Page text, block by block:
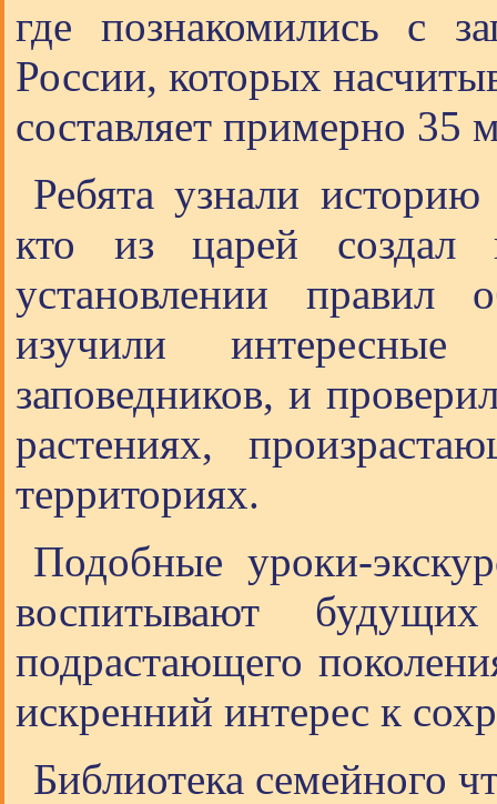
где познакомились с
России, которых
составляет примерно 35
Ребята узнали
кто из царей создал
установлении правил
изучили
заповедников, и
растениях,
территориях.
Подобные уроки-
воспитывают
подрастающего
искренний интерес к
Библиотека семейного